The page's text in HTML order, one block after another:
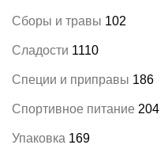
Сборы и травы 102
Сладости 1110
Специи и приправы 186
Спортивное питание 204
Упаковка 169